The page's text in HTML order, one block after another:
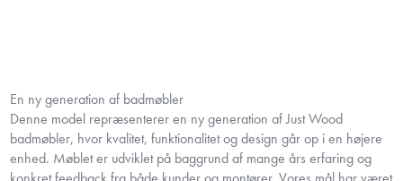
En ny generation af badmøbler
Denne model repræsenterer en ny generation af Just Wood
badmøbler, hvor kvalitet, funktionalitet og design går op i en højere
enhed. Møblet er udviklet på baggrund af mange års erfaring og